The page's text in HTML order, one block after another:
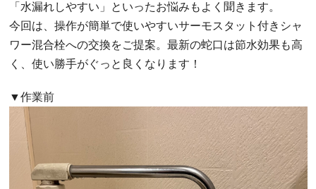
「水漏れしやすい」といったお悩みもよく聞きます。
今回は、操作が簡単で使いやすいサーモスタット付きシャ
ワー混合栓への交換をご提案。最新の蛇口は節水効果も高
く、使い勝手がぐっと良くなります！
▼作業前